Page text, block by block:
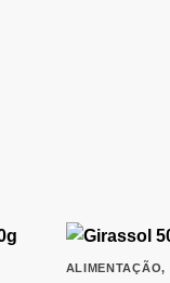
ALIMENTAÇÃO,